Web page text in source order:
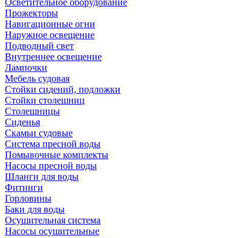
Осветительное оборудование
Прожекторы
Навигационные огни
Наружное освещение
Подводный свет
Внутреннее освещение
Лампочки
Мебель судовая
Стойки сидений, подложки
Стойки столешниц
Столешницы
Сиденья
Скамьи судовые
Система пресной воды
Помывочные комплекты
Насосы пресной воды
Шланги для воды
Фитинги
Горловины
Баки для воды
Осушительная система
Насосы осушительные